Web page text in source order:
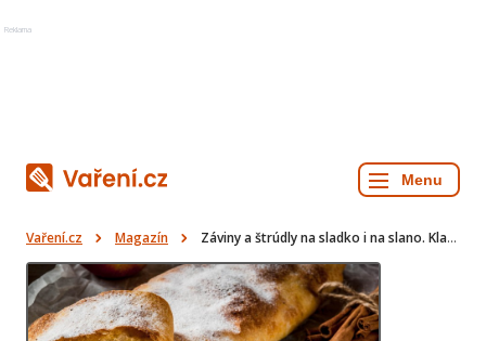
Reklama
Vaření.cz Magazín Záviny a štrúdly na sladko i na slano. Klasické i nápadité recepty do vaší kuchařky